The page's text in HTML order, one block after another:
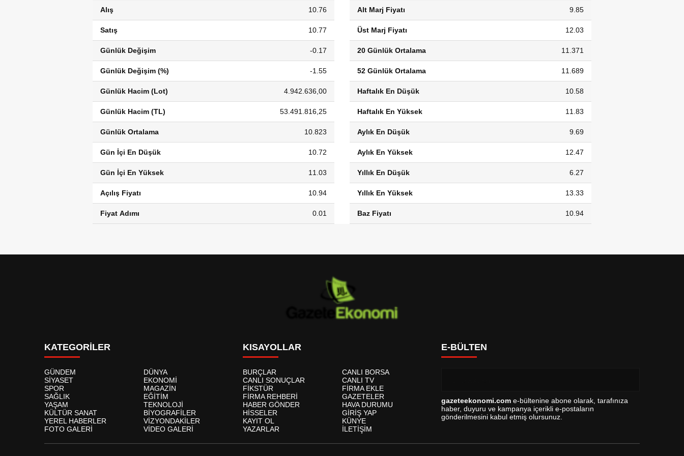
Alış 10.76
Satış 10.77
Günlük Değişim -0.17
Günlük Değişim (%) -1.55
Günlük Hacim (Lot) 4.942.636,00
Günlük Hacim (TL) 53.491.816,25
Günlük Ortalama 10.823
Gün İçi En Düşük 10.72
Gün İçi En Yüksek 11.03
Açılış Fiyatı 10.94
Fiyat Adımı 0.01
Alt Marj Fiyatı 9.85
Üst Marj Fiyatı 12.03
20 Günlük Ortalama 11.371
52 Günlük Ortalama 11.689
Haftalık En Düşük 10.58
Haftalık En Yüksek 11.83
Aylık En Düşük 9.69
Aylık En Yüksek 12.47
Yıllık En Düşük 6.27
Yıllık En Yüksek 13.33
Baz Fiyatı 10.94
KATEGORİLER
GÜNDEM
DÜNYA
SİYASET
EKONOMİ
SPOR
MAGAZİN
SAĞLIK
EĞİTİM
YAŞAM
TEKNOLOJİ
KÜLTÜR SANAT
BİYOGRAFİLER
YEREL HABERLER
VİZYONDAKİLER
FOTO GALERİ
VİDEO GALERİ
KISAYOLLAR
BURÇLAR
CANLI BORSA
CANLI SONUÇLAR
CANLI TV
FİKSTÜR
FİRMA EKLE
FİRMA REHBERİ
GAZETELER
HABER GÖNDER
HAVA DURUMU
HİSSELER
GİRİŞ YAP
KAYIT OL
KÜNYE
YAZARLAR
İLETİŞİM
E-BÜLTEN
gazeteekonomi.com e-bültenine abone olarak, tarafınıza
haber, duyuru ve kampanya içerikli e-postaların
gönderilmesini kabul etmiş olursunuz.